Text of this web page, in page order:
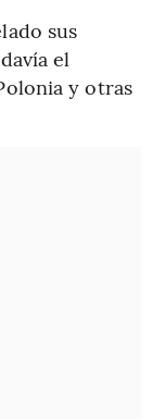
sus
el
y otras